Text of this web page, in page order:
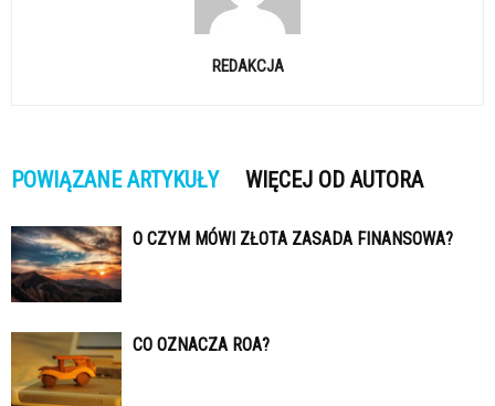
REDAKCJA
POWIĄZANE ARTYKUŁY WIĘCEJ OD AUTORA
O CZYM MÓWI ZŁOTA ZASADA FINANSOWA?
CO OZNACZA ROA?